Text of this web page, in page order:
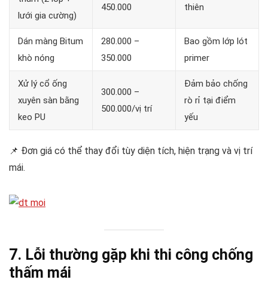
lưới gia cường)
450.000
thiên
Dán màng Bitum
khò nóng
280.000 –
350.000
Bao gồm lớp lót
primer
Xử lý cổ ống
xuyên sàn bằng
keo PU
300.000 –
500.000/vị trí
Đảm bảo chống
rò rỉ tại điểm
yếu
📌 Đơn giá có thể thay đổi tùy diện tích, hiện trạng và vị trí
mái.
7. Lỗi thường gặp khi thi công chống
thấm mái